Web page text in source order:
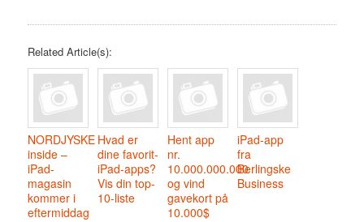
Related Article(s):
NORDJYSKE
inside –
iPad-
magasin
kommer i
eftermiddag
Hvad er
dine favorit-
iPad-apps?
Vis din top-
10-liste
Hent app
nr.
10.000.000.000
og vind
gavekort på
10.000$
iPad-app
fra
Berlingske
Business